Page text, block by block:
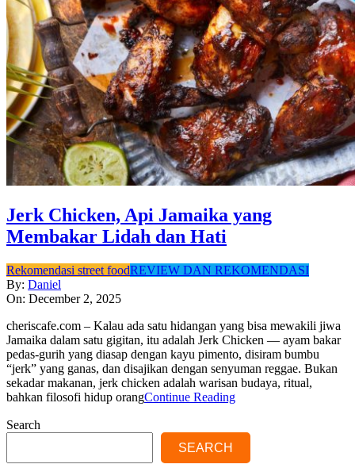
Jerk Chicken, Api Jamaika yang
Membakar Lidah dan Hati
2025-
12-
02
Rekomendasi street foodREVIEW DAN REKOMENDASI
By: Daniel
On: December 2, 2025
cheriscafe.com – Kalau ada satu hidangan yang bisa mewakili jiwa
Jamaika dalam satu gigitan, itu adalah Jerk Chicken — ayam bakar
pedas-gurih yang diasap dengan kayu pimento, disiram bumbu
“jerk” yang ganas, dan disajikan dengan senyuman reggae. Bukan
sekadar makanan, jerk chicken adalah warisan budaya, ritual,
bahkan filosofi hidup orangContinue Reading
Search
SEARCH